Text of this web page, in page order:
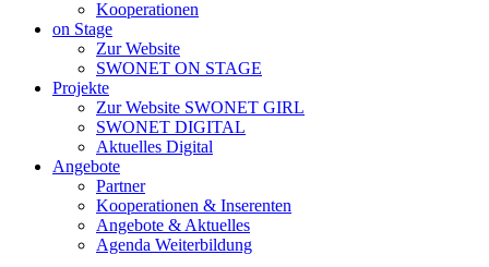
Kooperationen
on Stage
Zur Website
SWONET ON STAGE
Projekte
Zur Website SWONET GIRL
SWONET DIGITAL
Aktuelles Digital
Angebote
Partner
Kooperationen & Inserenten
Angebote & Aktuelles
Agenda Weiterbildung